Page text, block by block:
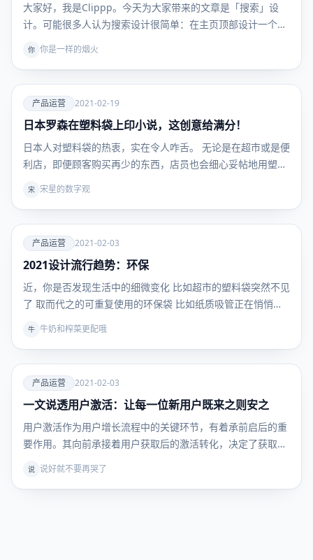
大家好，我是Clippp。今天为大家带来的文章是「搜索」设
计。可能很多人认为搜索设计很简单：在主页顶部设计一个…
你 你是一样的烟火
爱
产品运
营
产品运营 2021-02-19
日本罗森在塑料袋上印小说，这创意给满分！
日本人对塑料袋的热衷，实在令人咋舌。 无论是在超市或是便
利店，即便顾客购买再少的东西，店员也会细心妥帖地用塑
宋 宋星的数字观
爱
产品运
产品运营 2021-02-03
2021设计流行趋势：环保
近，你是否发现生活中的细微变化 比如超市的塑料袋突然不见
了 取而代之的可重复使用的环保袋 比如纸质吸管正在悄悄…
牛 牛奶和榨菜更配哦
爱
产品运
营
产品运营 2021-02-03
一文说透用户激活：让每一位新用户既来之则安之
用户激活作为用户增长流程中的关键环节，有着承前启后的重
要作用。其向前承接着用户获取后的激活转化，决定了获取有
说 说好就不要再哭了